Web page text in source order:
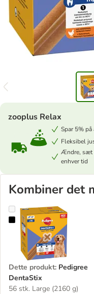
zooplus Relax
Spar 5%
Fleksibel
Ændre, sæt
enhver tid
Kombiner det
Pedigree DentaStix
Dette produkt: Pedigree
DentaStix
56 stk. Large (2160 g)